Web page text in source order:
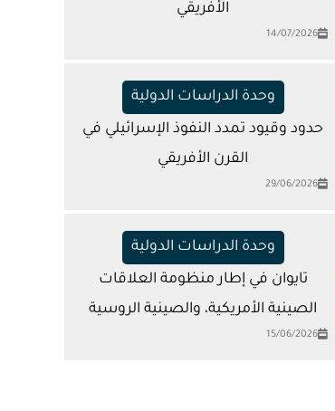
الأفريقي
14/07/2026
وحدة الدراسات الدولية
حدود وقيود تمدد النفوذ الإسرائيلي في
القرن الأفريقي
29/06/2026
وحدة الدراسات الدولية
تايوان في إطار منظومة العلاقات
الصينية الأمريكية، والصينية الروسية
15/06/2026